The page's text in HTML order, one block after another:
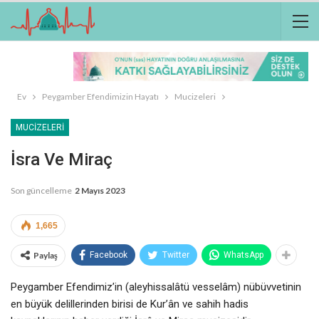
Ev Peygamber Efendimizin Hayatı Mucizeleri
MUCIZELERI
İsra Ve Miraç
Son güncelleme 2 Mayıs 2023
1,665
Paylaş Facebook Twitter WhatsApp
Peygamber Efendimiz’in (aleyhissalâtü vesselâm) nübüvvetinin
en büyük delillerinden birisi de Kur’ân ve sahih hadis